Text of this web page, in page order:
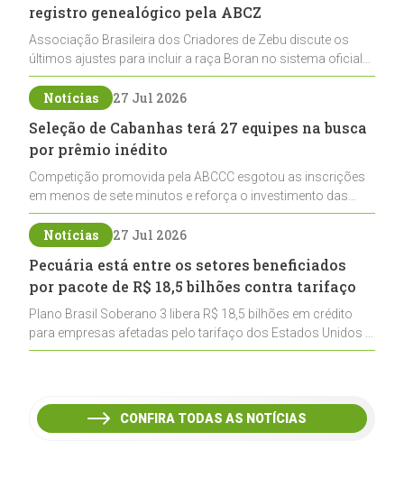
registro genealógico pela ABCZ
Associação Brasileira dos Criadores de Zebu discute os
últimos ajustes para incluir a raça Boran no sistema oficial
de registros, abrindo caminho para sua expansão na
pecuária nacional
Notícias 27 Jul 2026
Seleção de Cabanhas terá 27 equipes na busca
por prêmio inédito
Competição promovida pela ABCCC esgotou as inscrições
em menos de sete minutos e reforça o investimento das
cabanhas na seleção genética de Cavalos Crioulos voltados
ao laço
Notícias 27 Jul 2026
Pecuária está entre os setores beneficiados
por pacote de R$ 18,5 bilhões contra tarifaço
Plano Brasil Soberano 3 libera R$ 18,5 bilhões em crédito
para empresas afetadas pelo tarifaço dos Estados Unidos e
inclui a pecuária entre os setores estratégicos
CONFIRA TODAS AS NOTÍCIAS